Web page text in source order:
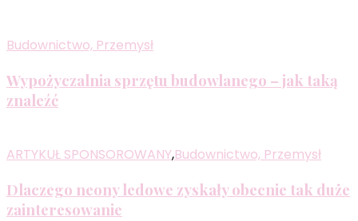
Budownictwo, Przemysł
Wypożyczalnia sprzętu budowlanego – jak taką
znaleźć
ARTYKUŁ SPONSOROWANY,Budownictwo, Przemysł
Dlaczego neony ledowe zyskały obecnie tak duże
zainteresowanie